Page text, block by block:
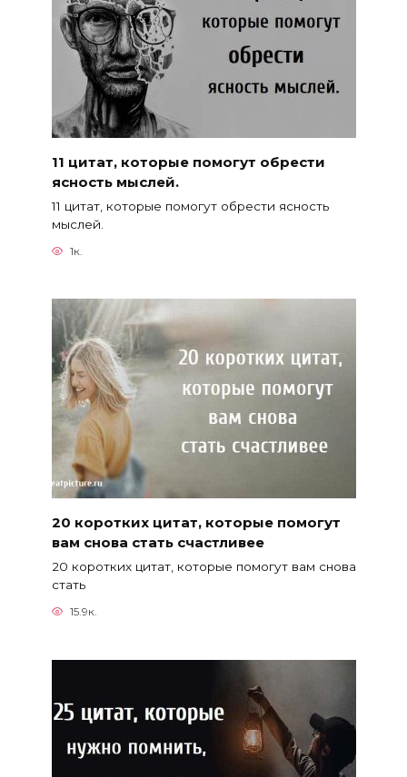
11 цитат, которые помогут обрести
ясность мыслей.
11 цитат, которые помогут обрести ясность
мыслей.
1к.
20 коротких цитат, которые помогут
вам снова стать счастливее
20 коротких цитат, которые помогут вам снова
стать
15.9к.